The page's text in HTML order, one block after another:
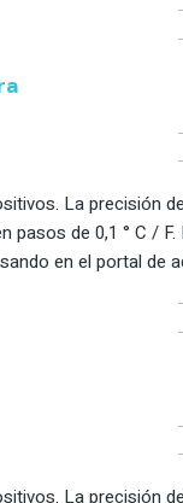
La precisión
pasos de 0,1 ° C /
en el portal de
La precisión